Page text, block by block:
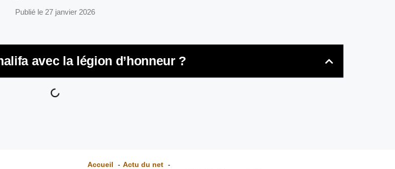
Publié le 27 janvier 2026
avec la légion d’honneur ?
Accueil
Actu du net